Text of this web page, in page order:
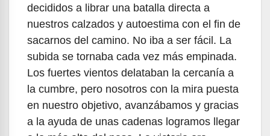
decididos a librar una batalla directa a
nuestros calzados y autoestima con el fin de
sacarnos del camino. No iba a ser fácil. La
subida se tornaba cada vez más empinada.
Los fuertes vientos delataban la cercanía a
la cumbre, pero nosotros con la mira puesta
en nuestro objetivo, avanzábamos y gracias
a la ayuda de unas cadenas logramos llegar